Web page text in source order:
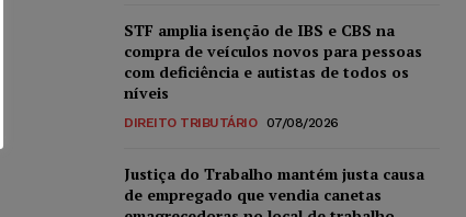
STF amplia isenção de IBS e CBS na
compra de veículos novos para pessoas
com deficiência e autistas de todos os
níveis
DIREITO TRIBUTÁRIO 07/08/2026
Justiça do Trabalho mantém justa causa
de empregado que vendia canetas